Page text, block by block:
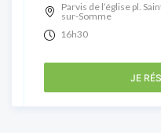
Parvis de l’église pl.
sur-Somme
16h30
JE